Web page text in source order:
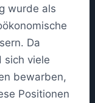
wurde als
Da
sich viele
bewarben,
Positionen